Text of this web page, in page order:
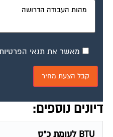
דיונים נוספים:
BTU לעומת כ"ס
פורום חשמל ותאורה